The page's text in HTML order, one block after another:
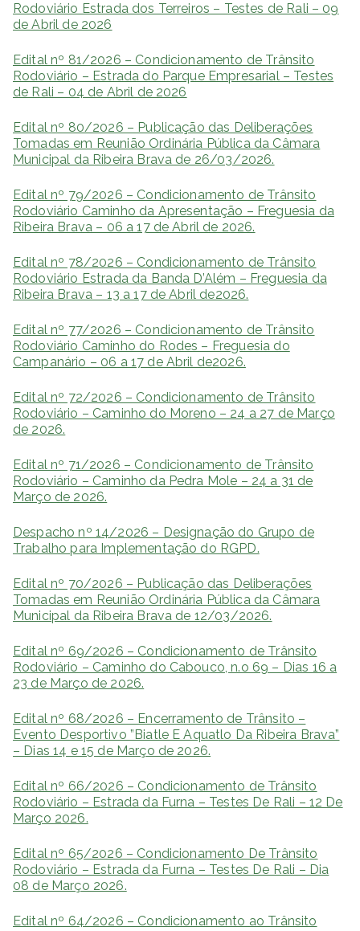
Rodoviário Estrada dos Terreiros – Testes de Rali – 09
de Abril de 2026
Edital nº 81/2026 – Condicionamento de Trânsito
Rodoviário – Estrada do Parque Empresarial – Testes
de Rali – 04 de Abril de 2026
Edital nº 80/2026 – Publicação das Deliberações
Tomadas em Reunião Ordinária Pública da Câmara
Municipal da Ribeira Brava de 26/03/2026.
Edital nº 79/2026 – Condicionamento de Trânsito
Rodoviário Caminho da Apresentação – Freguesia da
Ribeira Brava – 06 a 17 de Abril de 2026.
Edital nº 78/2026 – Condicionamento de Trânsito
Rodoviário Estrada da Banda D’Além – Freguesia da
Ribeira Brava – 13 a 17 de Abril de2026.
Edital nº 77/2026 – Condicionamento de Trânsito
Rodoviário Caminho do Rodes – Freguesia do
Campanário – 06 a 17 de Abril de2026.
Edital nº 72/2026 – Condicionamento de Trânsito
Rodoviário – Caminho do Moreno – 24 a 27 de Março
de 2026.
Edital nº 71/2026 – Condicionamento de Trânsito
Rodoviário – Caminho da Pedra Mole – 24 a 31 de
Março de 2026.
Despacho nº 14/2026 – Designação do Grupo de
Trabalho para Implementação do RGPD.
Edital nº 70/2026 – Publicação das Deliberações
Tomadas em Reunião Ordinária Pública da Câmara
Municipal da Ribeira Brava de 12/03/2026.
Edital nº 69/2026 – Condicionamento de Trânsito
Rodoviário – Caminho do Cabouco, n.o 69 – Dias 16 a
23 de Março de 2026.
Edital nº 68/2026 – Encerramento de Trânsito –
Evento Desportivo ”Biatle E Aquatlo Da Ribeira Brava”
– Dias 14 e 15 de Março de 2026.
Edital nº 66/2026 – Condicionamento de Trânsito
Rodoviário – Estrada da Furna – Testes De Rali – 12 De
Março 2026.
Edital nº 65/2026 – Condicionamento De Trânsito
Rodoviário – Estrada da Furna – Testes De Rali – Dia
08 de Março 2026.
Edital nº 64/2026 – Condicionamento ao Trânsito